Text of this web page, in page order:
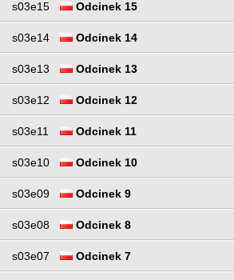
s03e15 Odcinek 15
s03e14 Odcinek 14
s03e13 Odcinek 13
s03e12 Odcinek 12
s03e11 Odcinek 11
s03e10 Odcinek 10
s03e09 Odcinek 9
s03e08 Odcinek 8
s03e07 Odcinek 7